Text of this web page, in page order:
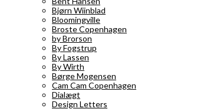
Bjørn Wiinblad
Bloomingville
Broste Copenhagen
by Brorson
By Fogstrup
By Lassen
By Wirth
Børge Mogensen
Cam Cam Copenhagen
Dialægt
Design Letters